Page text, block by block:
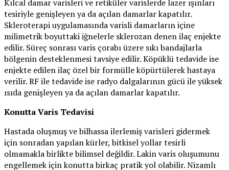
Kılcal damar varisleri ve retiküler varislerde lazer ışınları
tesiriyle genişleyen ya da açılan damarlar kapatılır.
Skleroterapi uygulamasında varisli damarların içine
milimetrik boyuttaki iğnelerle sklerozan denen ilaç enjekte
edilir. Süreç sonrası varis çorabı üzere sıkı bandajlarla
bölgenin desteklenmesi tavsiye edilir. Köpüklü tedavide ise
enjekte edilen ilaç özel bir formülle köpürtülerek hastaya
verilir. RF ile tedavide ise radyo dalgalarının gücü ile yüksek
ısıda genişleyen ya da açılan damarlar kapatılır.
Konutta Varis Tedavisi
Hastada oluşmuş ve bilhassa ilerlemiş varisleri gidermek
için sonradan yapılan kürler, bitkisel yollar tesirli
olmamakla birlikte bilimsel değildir. Lakin varis oluşumunu
engellemek için konutta birkaç pratik yol olabilir. Nizamlı